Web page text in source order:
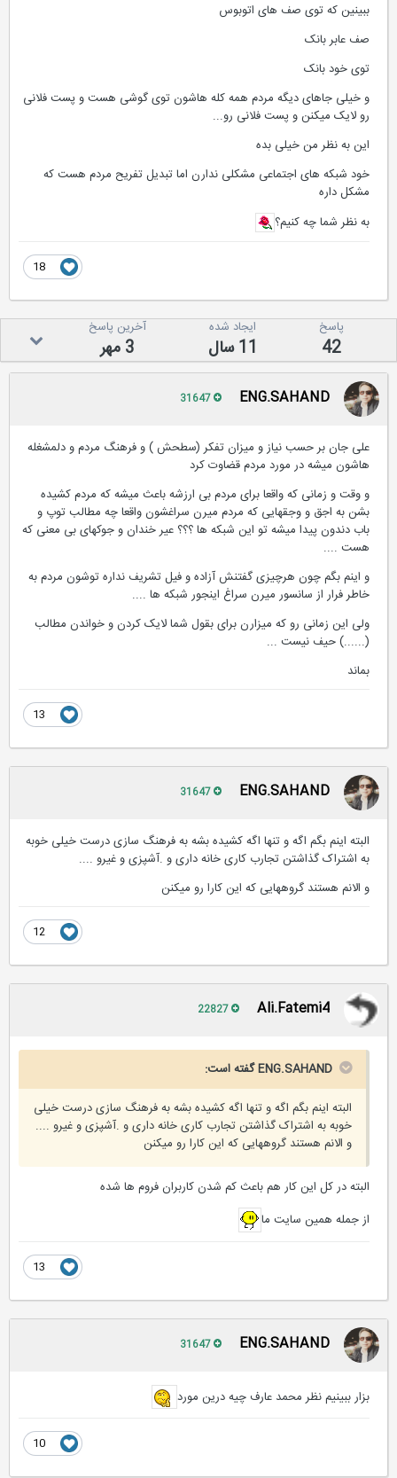
ببینین که توی صف های اتوبوس
صف عابر بانک
توی خود بانک
و خیلی جاهای دیگه مردم همه کله هاشون توی گوشی هست و پست فلانی
رو لایک میکنن و پست فلانی رو...
این به نظر من خیلی بده
خود شبکه های اجتماعی مشکلی ندارن اما تبدیل تفریح مردم هست که
مشکل داره
به نظر شما چه کنیم؟
پاسخ
42
ایجاد شده
11 سال
آخرین پاسخ
ENG.SAHAND
علی جان بر حسب نیاز و میزان تفکر (سطحش ) و فرهنگ مردم و دلمشغله
هاشون میشه در مورد مردم قضاوت کرد
و وقت و زمانی که واقعا برای مردم بی ارزشه باعث میشه که مردم کشیده
بشن به اجق و وجقهایی که مردم میرن سراغشون واقعا چه مطالب توپ و
باب دندون پیدا میشه تو این شبکه ها ؟؟؟ عیر خندان و جوکهای بی معنی که
هست ....
و اینم بگم چون هرچیزی گفتنش آزاده و فیل تشریف نداره توشون مردم به
خاطر فرار از سانسور میرن سراغ اینجور شبکه ها ....
ولی این زمانی رو که میزارن برای بقول شما لایک کردن و خواندن مطالب
(......) حیف نیست ...
بماند
ENG.SAHAND
البته اینم بگم اگه و تنها اگه کشیده بشه به فرهنگ سازی درست خیلی خوبه
به اشتراک گذاشتن تجارب کاری خانه داری و .آشپزی و غیرو ....
و الانم هستند گروههایی که این کارا رو میکنن
Ali.Fatemi4
ENG.SAHAND گفته است:
البته اینم بگم اگه و تنها اگه کشیده بشه به فرهنگ سازی درست خیلی
خوبه به اشتراک گذاشتن تجارب کاری خانه داری و .آشپزی و غیرو ....
و الانم هستند گروههایی که این کارا رو میکنن
البته در کل این کار هم باعث کم شدن کاربران فروم ها شده
از جمله همین سایت ما
ENG.SAHAND
بزار ببینیم نظر محمد عارف چیه درین مورد